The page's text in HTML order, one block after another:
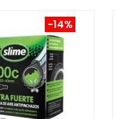
-14%